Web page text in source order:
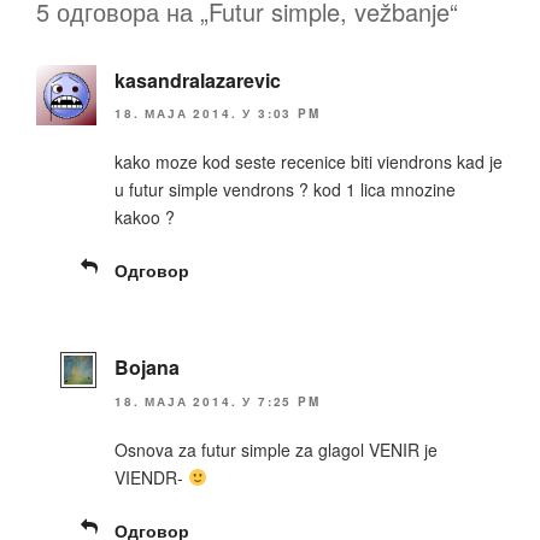
k
5 одговора на „Futur simple, vežbanje“
kasandralazarevic
18. МАЈА 2014. У 3:03 PM
kako moze kod seste recenice biti viendrons kad je
u futur simple vendrons ? kod 1 lica mnozine
kakoo ?
Одговор
Bojana
18. МАЈА 2014. У 7:25 PM
Osnova za futur simple za glagol VENIR je
VIENDR-
Одговор